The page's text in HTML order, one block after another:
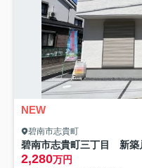
NEW
碧南市志貴町
碧南市志貴町三丁目 新築
2,280万円